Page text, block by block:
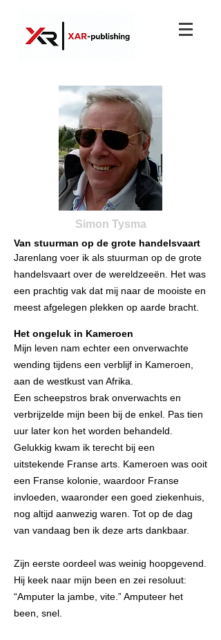
Simon Tysma
Van stuurman op de grote handelsvaart
Jarenlang voer ik als stuurman op de grote
handelsvaart over de wereldzeeën. Het was
een prachtig vak dat mij naar de mooiste en
meest afgelegen plekken op aarde bracht.
Het ongeluk in Kameroen
Mijn leven nam echter een onverwachte
wending tijdens een verblijf in Kameroen,
aan de westkust van Afrika.
Een scheepstros brak onverwachts en
verbrijzelde mijn been bij de enkel. Pas tien
uur later kon het worden behandeld.
Gelukkig kwam ik terecht bij een
uitstekende Franse arts. Kameroen was ooit
een Franse kolonie, waardoor Franse
invloeden, waaronder een goed ziekenhuis,
nog altijd aanwezig waren. Tot op de dag
van vandaag ben ik deze arts dankbaar.
Zijn eerste oordeel was weinig hoopgevend.
Hij keek naar mijn been en zei resoluut:
“Amputer la jambe, vite.” Amputeer het
been, snel.